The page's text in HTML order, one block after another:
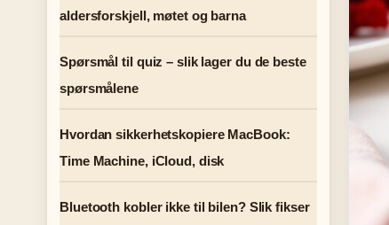
aldersforskjell, møtet og barna
Spørsmål til quiz – slik lager du de beste
spørsmålene
Hvordan sikkerhetskopiere MacBook:
Time Machine, iCloud, disk
Bluetooth kobler ikke til bilen? Slik fikser